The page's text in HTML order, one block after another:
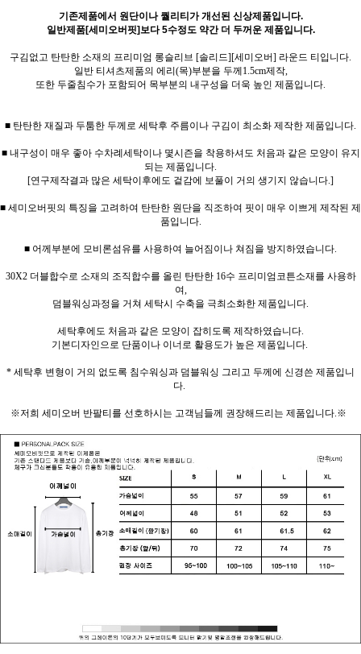
기존제품에서 원단이나 퀄리티가 개선된 신상제품입니다.
일반제품[세미오버핏]보다 5수정도 약간 더 두꺼운 제품입니다.
구김없고 탄탄한 소재의 프리미엄 롱슬리브 [솔리드][세미오버] 라운드 티입니다.
일반 티셔츠제품의 에리(목)부분을 두께1.5cm제작,
또한 두줄침수가 포함되어 목부분의 내구성을 더욱 높인 제품입니다.
■ 탄탄한 재질과 두툼한 두께로 세탁후 주름이나 구김이 최소화 제작한 제품입니다.
■ 내구성이 매우 좋아 수차례세탁이나 몇시즌을 착용하셔도 처음과 같은 모양이 유지
되는 제품입니다.
[연구제작결과 많은 세탁이후에도 겉감에 보풀이 거의 생기지 않습니다.]
■ 세미오버핏의 특징을 고려하여 탄탄한 원단을 직조하여 핏이 매우 이쁘게 제작된 제
품입니다.
■ 어께부분에 모비론섬유를 사용하여 늘어짐이나 쳐짐을 방지하였습니다.
30X2 더블합수로 소재의 조직합수를 올린 탄탄한 16수 프리미엄코튼소재를 사용하
여,
덤블워싱과정을 거쳐 세탁시 수축을 극최소화한 제품입니다.
세탁후에도 처음과 같은 모양이 잡히도록 제작하였습니다.
기본디자인으로 단품이나 이너로 활용도가 높은 제품입니다.
* 세탁후 변형이 거의 없도록 침수워싱과 덤블워싱 그리고 두께에 신경쓴 제품입니
다.
※저희 세미오버 반팔티를 선호하시는 고객님들께 권장해드리는 제품입니다.※